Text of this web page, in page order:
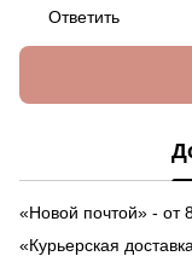
Ответить
«Новой почтой» - от
«Курьерская